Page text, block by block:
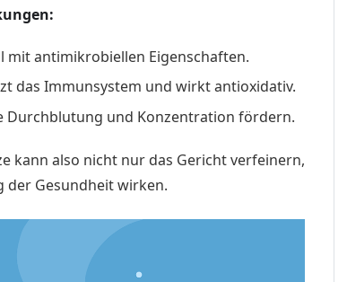
mit antimikrobiellen Eigenschaften.
das Immunsystem und wirkt antioxidativ.
Durchblutung und Konzentration fördern.
kann also nicht nur das Gericht verfeinern,
Gesundheit wirken.